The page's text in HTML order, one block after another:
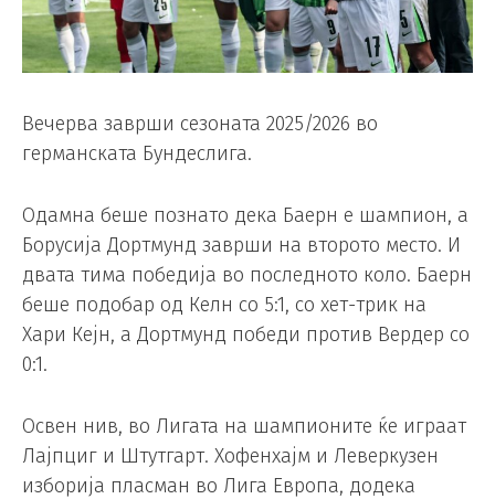
Вечерва заврши сезоната 2025/2026 во
германската Бундеслига.
Одамна беше познато дека Баерн е шампион, а
Борусија Дортмунд заврши на второто место. И
двата тима победија во последното коло. Баерн
беше подобар од Келн со 5:1, со хет-трик на
Хари Кејн, а Дортмунд победи против Вердер со
0:1.
Освен нив, во Лигата на шампионите ќе играат
Лајпциг и Штутгарт. Хофенхајм и Леверкузен
изборија пласман во Лига Европа, додека